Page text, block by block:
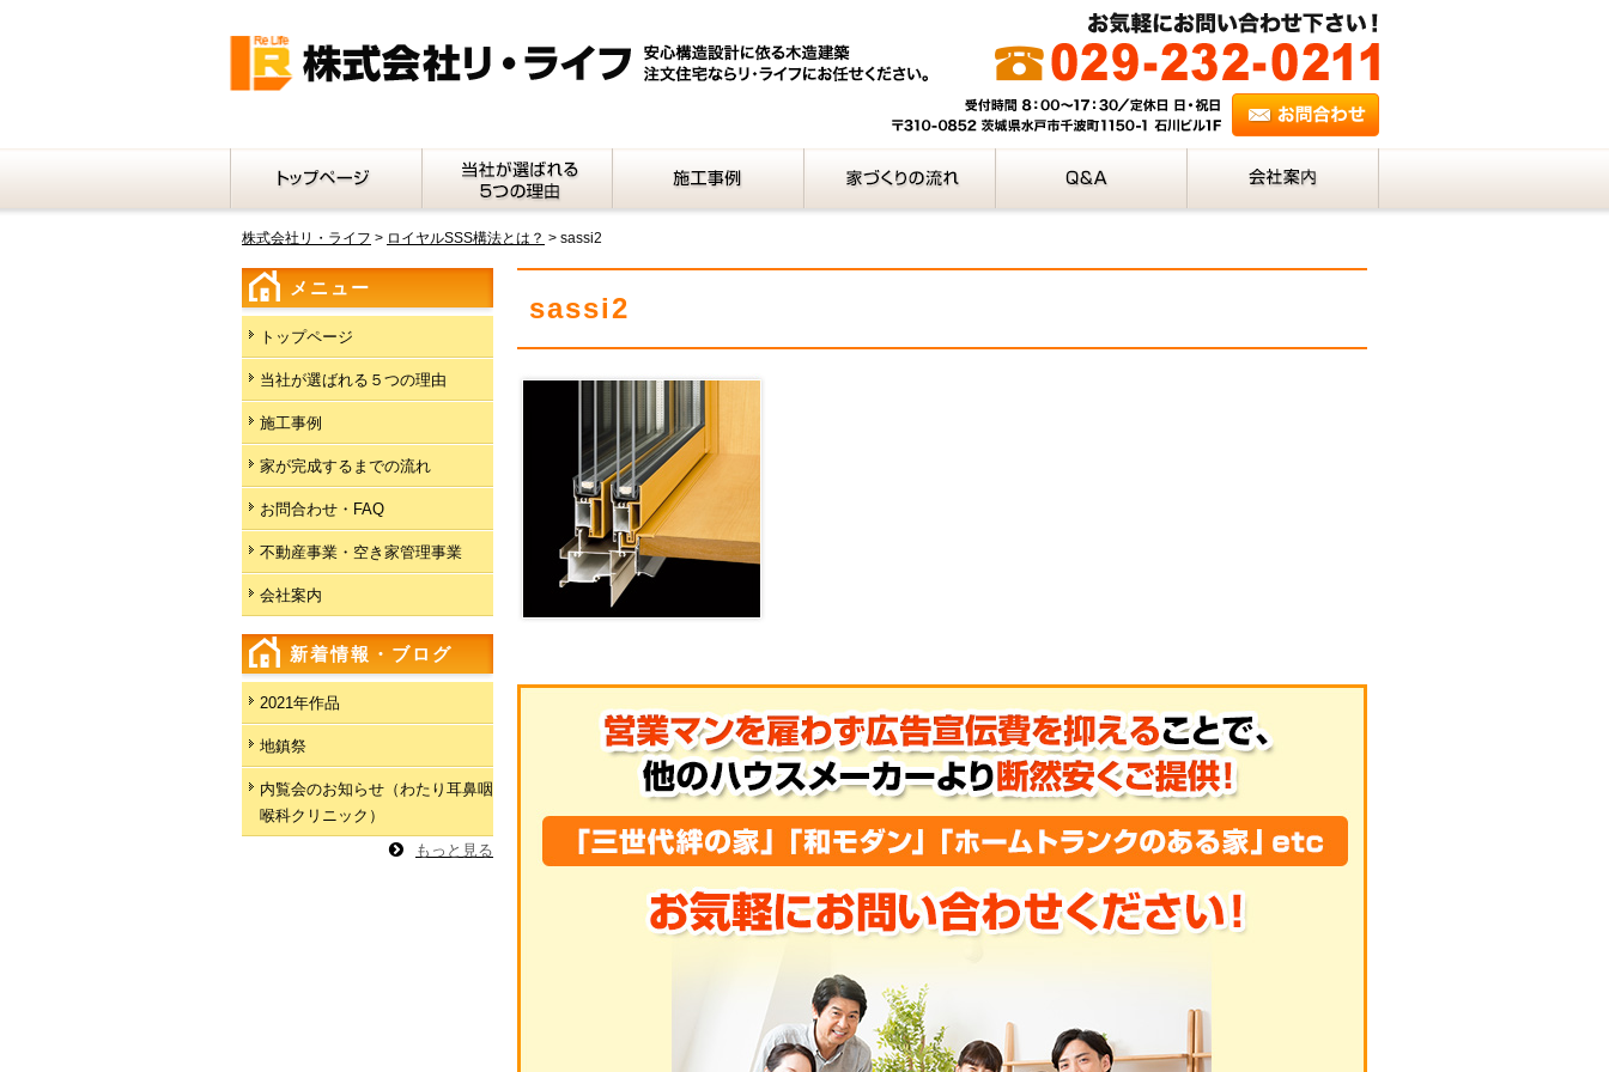
株式会社リ・ライフ > ロイヤルSSS構法とは？ > sassi2
sassi2
メニュー
トップページ
当社が選ばれる５つの理由
施工事例
家が完成するまでの流れ
お問合わせ・FAQ
不動産事業・空き家管理事業
会社案内
新着情報・ブログ
2021年作品
地鎮祭
内覧会のお知らせ（わたり耳鼻咽
喉科クリニック）
もっと見る